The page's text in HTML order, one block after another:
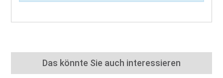
Das könnte Sie auch interessieren